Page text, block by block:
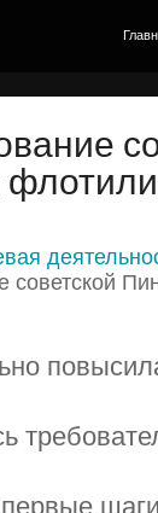
советской